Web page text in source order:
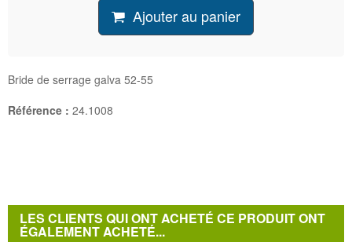
Ajouter au panier
Bride de serrage galva 52-55
Référence : 24.1008
LES CLIENTS QUI ONT ACHETÉ CE PRODUIT ONT
ÉGALEMENT ACHETÉ...